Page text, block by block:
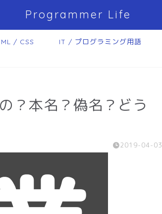
Programmer Life
/ CSS IT / プログラミング用語
？本名？偽名？どう
2019-04-03